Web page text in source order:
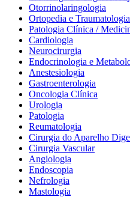
Otorrinolaringologia
Ortopedia e Traumatologia
Patologia Clínica /
Cardiologia
Neurocirurgia
Endocrinologia e
Anestesiologia
Gastroenterologia
Oncologia Clínica
Urologia
Patologia
Reumatologia
Cirurgia do Aparelho
Cirurgia Vascular
Angiologia
Endoscopia
Nefrologia
Mastologia